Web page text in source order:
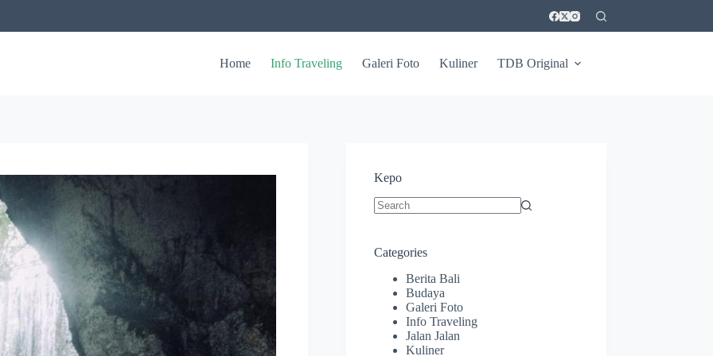
Home Info Traveling Galeri Foto Kuliner TDB Original
Kepo
Categories
Berita Bali
Budaya
Galeri Foto
Info Traveling
Jalan Jalan
Kuliner